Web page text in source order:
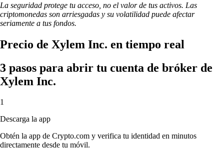
La seguridad protege tu acceso, no el valor de tus activos. Las
criptomonedas son arriesgadas y su volatilidad puede afectar
seriamente a tus fondos.
Precio de Xylem Inc. en tiempo real
3 pasos para abrir tu cuenta de bróker de
Xylem Inc.
1
Descarga la app
Obtén la app de Crypto.com y verifica tu identidad en minutos
directamente desde tu móvil.